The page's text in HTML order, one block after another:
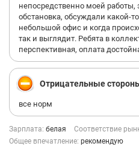
непосредственно моей работы,
обстановка, обсуждали какой-
небольшой офис и когда
так и выглядит. Ребята в
перспективная, оплата
Отрицательные
все норм
Зарплата: белая Соответствие
Общее впечатление: рекомендую